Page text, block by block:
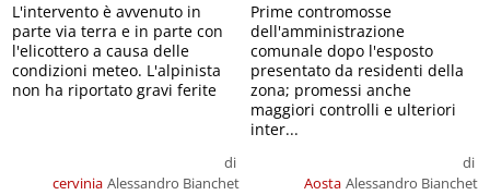
cervinia
di
Alessandro Bianchet
L'intervento è avvenuto in
parte via terra e in parte con
l'elicottero a causa delle
condizioni meteo. L'alpinista
non ha riportato gravi ferite
Aosta
di
Alessandro Bianchet
Prime contromosse
dell'amministrazione
comunale dopo l'esposto
presentato da residenti della
zona; promessi anche
maggiori controlli e ulteriori
inter...